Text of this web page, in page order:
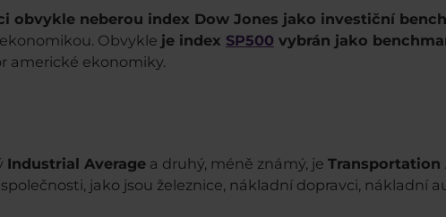
obvykle neberou index Dow Jones jako investiční
Obvykle je index SP500 vybrán jako
americké ekonomiky.
Industrial Average a druhý, méně známý, je Transportation
jako jsou železnice, nákladní dopravci, nákladní